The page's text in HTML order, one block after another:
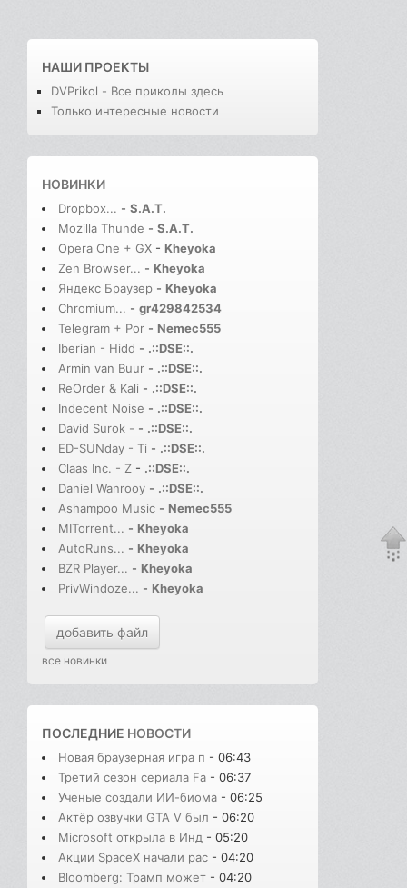
НАШИ ПРОЕКТЫ
DVPrikol - Все приколы здесь
Только интересные новости
НОВИНКИ
Dropbox... - S.A.T.
Mozilla Thunde - S.A.T.
Opera One + GX - Kheyoka
Zen Browser... - Kheyoka
Яндекс Браузер - Kheyoka
Chromium... - gr429842534
Telegram + Por - Nemec555
Iberian - Hidd - .::DSE::.
Armin van Buur - .::DSE::.
ReOrder & Kali - .::DSE::.
Indecent Noise - .::DSE::.
David Surok - - .::DSE::.
ED-SUNday - Ti - .::DSE::.
Claas Inc. - Z - .::DSE::.
Daniel Wanrooy - .::DSE::.
Ashampoo Music - Nemec555
MITorrent... - Kheyoka
AutoRuns... - Kheyoka
BZR Player... - Kheyoka
PrivWindoze... - Kheyoka
добавить файл
все новинки
ПОСЛЕДНИЕ НОВОСТИ
Новая браузерная игра п - 06:43
Третий сезон сериала Fa - 06:37
Ученые создали ИИ-биома - 06:25
Актёр озвучки GTA V был - 06:20
Microsoft открыла в Инд - 05:20
Акции SpaceX начали рас - 04:20
Bloomberg: Трамп может - 04:20